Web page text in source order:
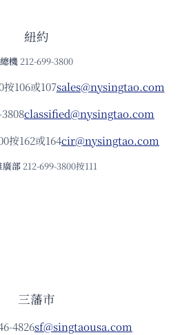
紐約
總機 212-699-3800
106或107sales@nysingtao.com
classified@nysingtao.com
按162或164cir@nysingtao.com
廣部 212-699-3800按111
三藩市
4826sf@singtaousa.com